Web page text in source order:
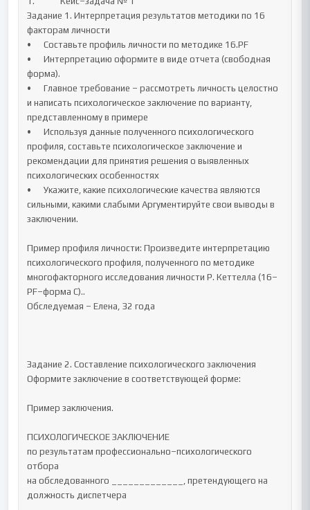
Задание 1. Интерпретация результатов методики по 16
факторам личности
•	Составьте профиль личности по методике 16.PF
•	Интерпретацию оформите в виде отчета (свободная
форма).
•	Главное требование – рассмотреть личность целостно
и написать психологическое заключение по варианту,
представленному в примере
•	Используя данные полученного психологического
профиля, составьте психологическое заключение и
рекомендации для принятия решения о выявленных
психологических особенностях
•	Укажите, какие психологические качества являются
сильными, какими слабыми Аргументируйте свои выводы в
заключении.
Пример профиля личности: Произведите интерпретацию
психологического профиля, полученного по методике
многофакторного исследования личности Р. Кеттелла (16–
PF–форма C)..
Обследуемая – Елена, 32 года
Задание 2. Составление психологического заключения
Оформите заключение в соответствующей форме:
Пример заключения.
ПСИХОЛОГИЧЕСКОЕ ЗАКЛЮЧЕНИЕ
по результатам профессионально–психологического
отбора
на обследованного _____________, претендующего на
должность диспетчера